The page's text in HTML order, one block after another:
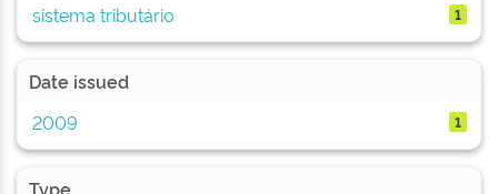
sistema tributário 1
Date issued
2009
1
Type